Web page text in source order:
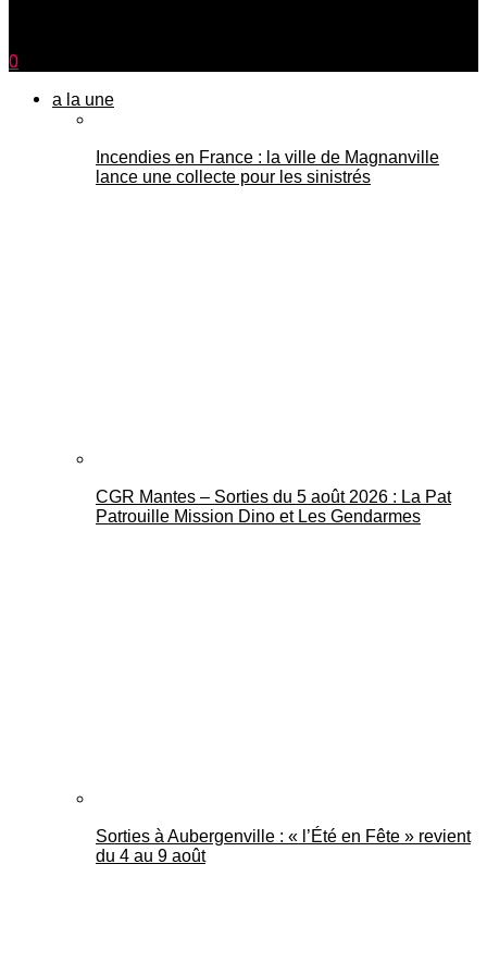
0
a la une
Incendies en France : la ville de Magnanville
lance une collecte pour les sinistrés
CGR Mantes – Sorties du 5 août 2026 : La Pat
Patrouille Mission Dino et Les Gendarmes
Sorties à Aubergenville : « l’Été en Fête » revient
du 4 au 9 août